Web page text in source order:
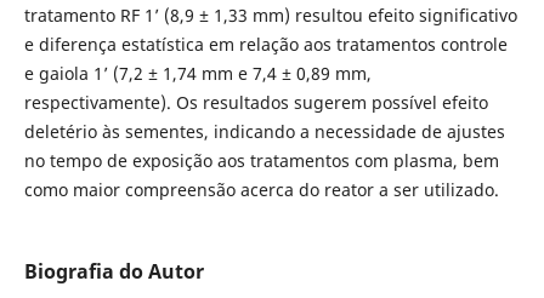
tratamento RF 1’ (8,9 ± 1,33 mm) resultou efeito significativo
e diferença estatística em relação aos tratamentos controle
e gaiola 1’ (7,2 ± 1,74 mm e 7,4 ± 0,89 mm,
respectivamente). Os resultados sugerem possível efeito
deletério às sementes, indicando a necessidade de ajustes
no tempo de exposição aos tratamentos com plasma, bem
como maior compreensão acerca do reator a ser utilizado.
Biografia do Autor